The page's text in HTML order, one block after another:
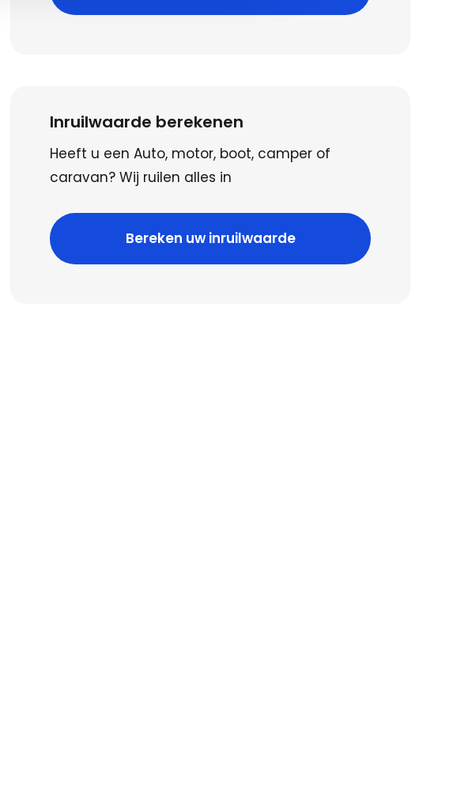
Inruilwaarde berekenen
Heeft u een Auto, motor, boot, camper of
caravan? Wij ruilen alles in
Bereken uw inruilwaarde